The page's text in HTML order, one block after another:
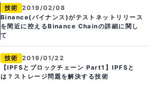
技術
2019/02/08
Binance(バイナンス)がテストネットリリース
を間近に控えるBinance Chainの詳細に関し
て
技術
2019/01/22
【IPFSとブロックチェーン Part1】IPFSと
は？ストレージ問題を解決する技術